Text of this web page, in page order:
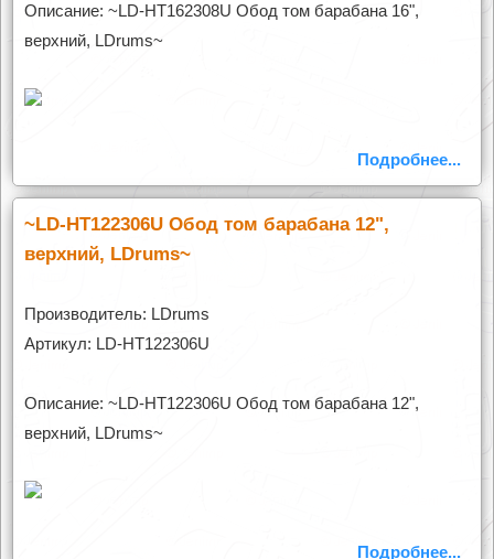
Описание: ~LD-HT162308U Обод том барабана 16",
верхний, LDrums~
Подробнее...
~LD-HT122306U Обод том барабана 12",
верхний, LDrums~
Производитель: LDrums
Артикул: LD-HT122306U
Описание: ~LD-HT122306U Обод том барабана 12",
верхний, LDrums~
Подробнее...